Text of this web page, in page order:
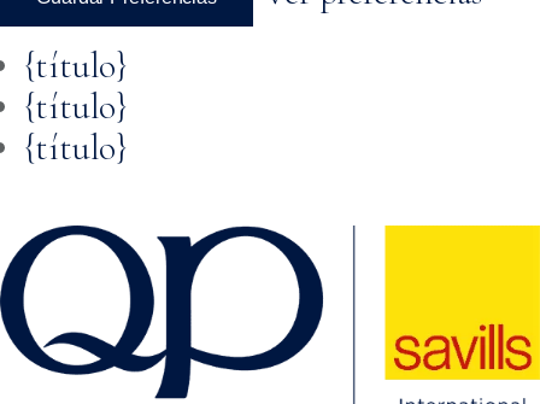
{título}
{título}
{título}